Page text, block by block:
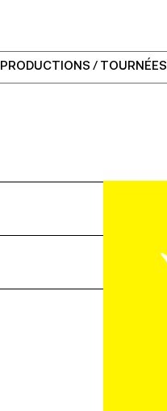
PRODUCTIONS / TOURNÉES